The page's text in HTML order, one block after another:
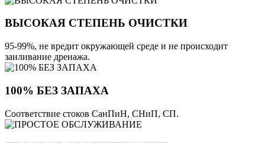
ВЫСОКАЯ СТЕПЕНЬ ОЧИСТКИ
95-99%, не вредит окружающей среде и не происходит
заиливание дренажа.
100% БЕЗ ЗАПАХА
Соответствие стоков СанПиН, СНиП, СП.